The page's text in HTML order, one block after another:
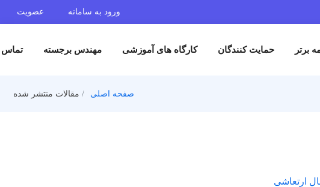
ورود به سامانه عضویت
برتر حمایت کنندگان کارگاه های آموزشی مهندس برجسته تماس
صفحه اصلی مقالات منتشر شده
ارتعاشی